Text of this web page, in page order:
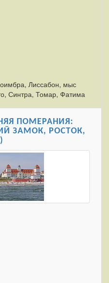
Лиссабон, мыс
Синтра, Томар, Фатима
ПОМЕРАНИЯ:
ЗАМОК, РОСТОК,